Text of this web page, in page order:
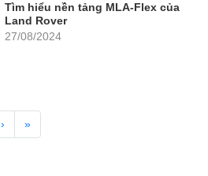
Tìm hiểu nền tảng MLA-Flex của
Land Rover
27/08/2024
› »